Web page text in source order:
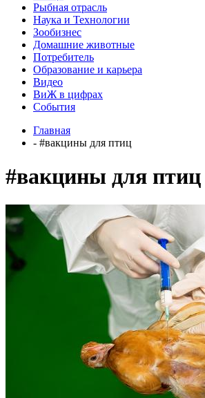
Рыбная отрасль
Наука и Технологии
Зообизнес
Домашние животные
Потребитель
Образование и карьера
Видео
ВиЖ в цифрах
События
Главная
- #вакцины для птиц
#вакцины для птиц